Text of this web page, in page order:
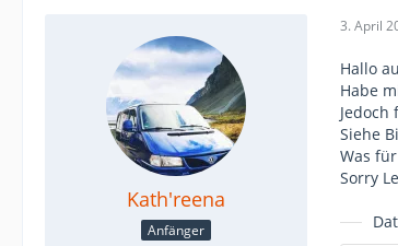
Kath'reena
Anfänger
3. April
Hallo
Habe
Jedoch
Siehe
Was
Sorry